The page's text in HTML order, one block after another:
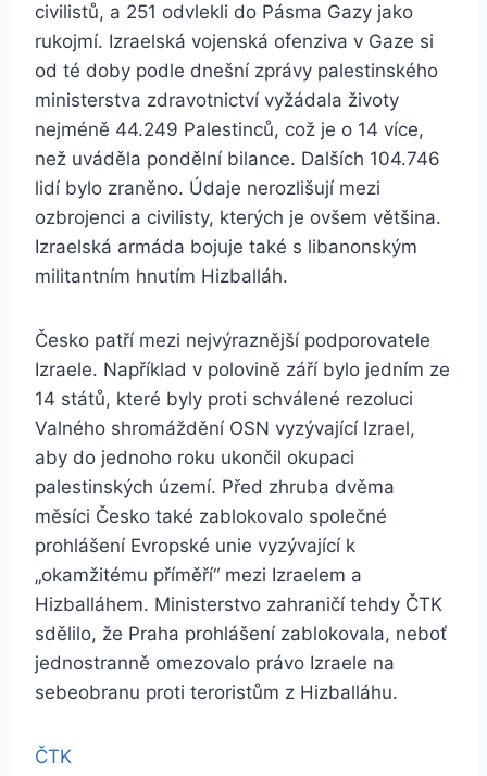
civilistů, a 251 odvlekli do Pásma Gazy jako
rukojmí. Izraelská vojenská ofenziva v Gaze si
od té doby podle dnešní zprávy palestinského
ministerstva zdravotnictví vyžádala životy
nejméně 44.249 Palestinců, což je o 14 více,
než uváděla pondělní bilance. Dalších 104.746
lidí bylo zraněno. Údaje nerozlišují mezi
ozbrojenci a civilisty, kterých je ovšem většina.
Izraelská armáda bojuje také s libanonským
militantním hnutím Hizballáh.
Česko patří mezi nejvýraznější podporovatele
Izraele. Například v polovině září bylo jedním ze
14 států, které byly proti schválené rezoluci
Valného shromáždění OSN vyzývající Izrael,
aby do jednoho roku ukončil okupaci
palestinských území. Před zhruba dvěma
měsíci Česko také zablokovalo společné
prohlášení Evropské unie vyzývající k
„okamžitému příměří“ mezi Izraelem a
Hizballáhem. Ministerstvo zahraničí tehdy ČTK
sdělilo, že Praha prohlášení zablokovala, neboť
jednostranně omezovalo právo Izraele na
sebeobranu proti teroristům z Hizballáhu.
ČTK